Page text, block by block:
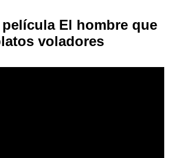
El hombre que
voladores